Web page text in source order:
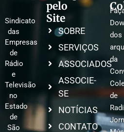
Sindicato
das
Empresas
de
Rádio
e
Televisão
no
Estado
de
São
pelo
Site
SOBRE
SERVIÇOS
ASSOCIADOS
ASSOCIE-
SE
NOTÍCIAS
CONTATO
dos
da
de